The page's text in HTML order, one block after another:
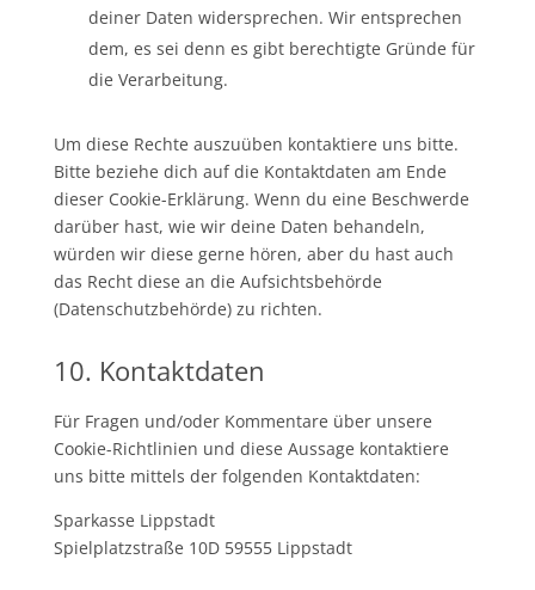
deiner Daten widersprechen. Wir entsprechen
dem, es sei denn es gibt berechtigte Gründe für
die Verarbeitung.
Um diese Rechte auszuüben kontaktiere uns bitte.
Bitte beziehe dich auf die Kontaktdaten am Ende
dieser Cookie-Erklärung. Wenn du eine Beschwerde
darüber hast, wie wir deine Daten behandeln,
würden wir diese gerne hören, aber du hast auch
das Recht diese an die Aufsichtsbehörde
(Datenschutzbehörde) zu richten.
10. Kontaktdaten
Für Fragen und/oder Kommentare über unsere
Cookie-Richtlinien und diese Aussage kontaktiere
uns bitte mittels der folgenden Kontaktdaten:
Sparkasse Lippstadt
Spielplatzstraße 10D 59555 Lippstadt